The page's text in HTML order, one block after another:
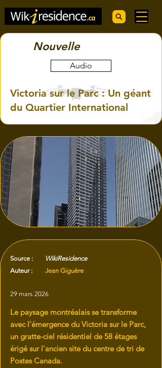
Nouvelle
Audio
Victoria sur le Parc : Un géant
du Quartier International
Source :
WikiResidence
Auteur :
Jean Giguère
29 mars 2026
Le paysage montréalais se transforme
avec l'émergence du Victoria sur le Parc,
un gratte-ciel résidentiel de 58 étages
érigé sur l'ancien site du centre de tri de
Postes Canada.